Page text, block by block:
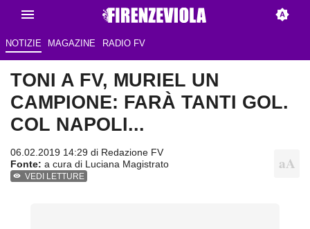
NOTIZIE MAGAZINE RADIO FV
TONI A FV, MURIEL UN
CAMPIONE: FARÀ TANTI GOL.
COL NAPOLI...
06.02.2019 14:29 di Redazione FV
Fonte: a cura di Luciana Magistrato
VEDI LETTURE